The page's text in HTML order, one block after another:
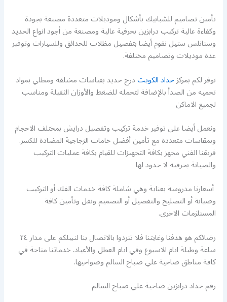
تأمين تصاميم للشبابيك بأشكال وموديلات متعددة مصنعة بجودة
وكفاءة عالية تركيب درابزين بحرفية عالية ومصنعة من أجود انواع الحديد
وستانلس ستيل نقوم أيضا بتفصيل مظلات للحدائق وللسيارات وتوفير
عدة موديلات وتصاميم مختلفة.
نوفر لكم بمركزحداد الكويتدرج حديد بقياسات مختلفة ومطلي بمواد
تحميه من الصدأ بالإضافة لتحمله للضغط والأوزان الثقيلة ومناسب
لجميع الاماكن
ونعمل أيضا على توفير خدمة تركيب وتفصيل درايش بمختلف الاحجام
وبمقاسات متعددة مع تأمين أفضل خامات الزجاجية المضادة للكسر.
فريقنا الفني مجهز بكافة التجهيزات للقيام بكافة عمليات التركيب
والصيانة بحرفية لا حدود لها
أسعارنا مدروسة بعناية وهي شاملة كافة خدمات الفك أو التركيب
وصيانة أو التصليح والتفصيل أو التصميم ونقل وتأمين كافة
المستلزمات الاخرى.
رضائكم هو هدفنا وغايتنا فلا تتردوا بالاتصال بنا لنبيلكم على مدار ٢٤
ساعة وطيلة ايام الاسبوع وفي ايام العطل والأعياد. خدماتنا متاحة في
كافة مناطق ضاحية علي صباح السالم وضواحيها.
رقم حداد درابزين ضاحية علي صباح السالم